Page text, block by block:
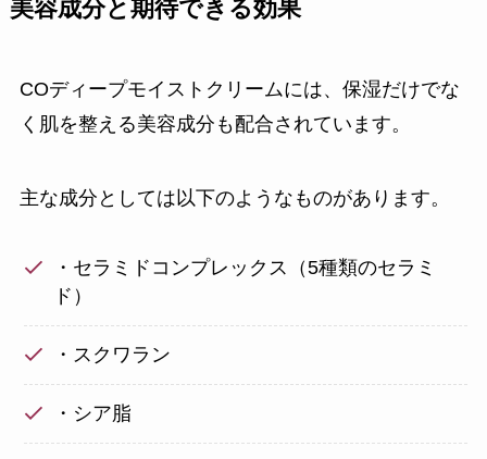
美容成分と期待できる効果
COディープモイストクリームには、保湿だけでな
く肌を整える美容成分も配合されています。
主な成分としては以下のようなものがあります。
・セラミドコンプレックス（5種類のセラミ
ド）
・スクワラン
・シア脂